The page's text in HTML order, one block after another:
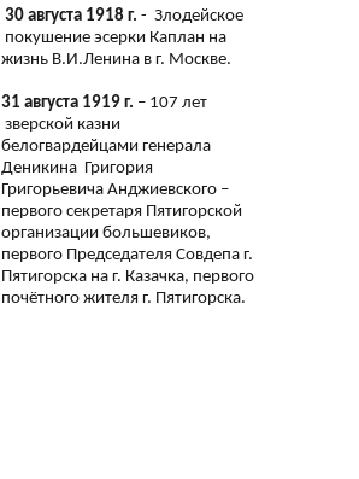
30 августа 1918 г. - Злодейское
покушение эсерки Каплан на
жизнь В.И.Ленина в г. Москве.
31 августа 1919 г. – 107 лет
зверской казни
белогвардейцами генерала
Деникина Григория
Григорьевича Анджиевского –
первого секретаря Пятигорской
организации большевиков,
первого Председателя Совдепа г.
Пятигорска на г. Казачка, первого
почётного жителя г. Пятигорска.